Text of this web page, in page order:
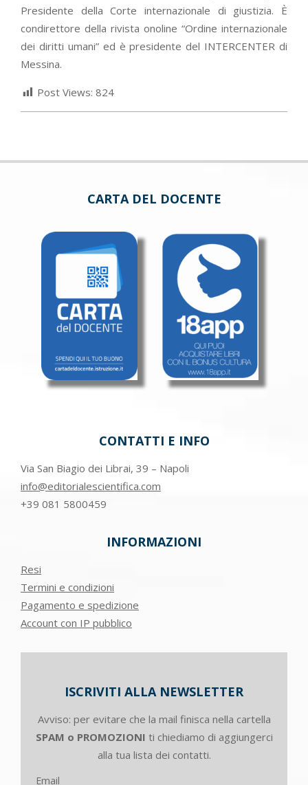
Presidente della Corte internazionale di giustizia. È
condirettore della rivista onoline “Ordine internazionale
dei diritti umani” ed è presidente del INTERCENTER di
Messina.
Post Views: 824
CARTA DEL DOCENTE
CONTATTI E INFO
Via San Biagio dei Librai, 39 – Napoli
info@editorialescientifica.com
+39 081 5800459
INFORMAZIONI
Resi
Termini e condizioni
Pagamento e spedizione
Account con IP pubblico
ISCRIVITI ALLA NEWSLETTER
Avviso: per evitare che la mail finisca nella cartella
SPAM o PROMOZIONI ti chiediamo di aggiungerci
alla tua lista dei contatti.
Email